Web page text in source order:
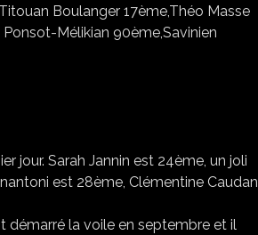
Boulanger 17ème,Théo Masse
Mélikian 90ème,Savinien
jour. Sarah Jannin est 24ème, un joli
est 28ème, Clémentine Caudan
démarré la voile en septembre et il